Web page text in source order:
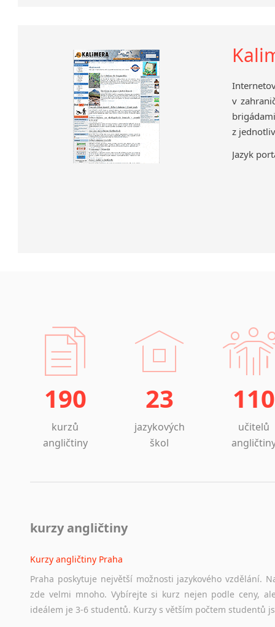
v
z
Jazyk
190
kurzů
angličtiny
23
jazykových
škol
110
učitelů
kurzy angličtiny
Kurzy angličtiny Praha
Praha poskytuje největší možnosti jazykového vzdělání.
zde velmi mnoho. Vybírejte si kurz nejen podle ceny,
ideálem je 3-6 studentů. Kurzy s větším počtem studentů